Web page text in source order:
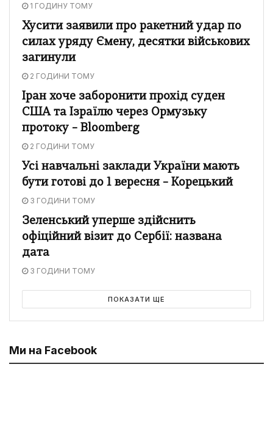
1 ГОДИНУ ТОМУ
Хусити заявили про ракетний удар по
силах уряду Ємену, десятки військових
загинули
2 ГОДИНИ ТОМУ
Іран хоче заборонити прохід суден
США та Ізраїлю через Ормузьку
протоку – Bloomberg
2 ГОДИНИ ТОМУ
Усі навчальні заклади України мають
бути готові до 1 вересня – Корецький
3 ГОДИНИ ТОМУ
Зеленський уперше здійснить
офіційний візит до Сербії: названа
дата
3 ГОДИНИ ТОМУ
ПОКАЗАТИ ЩЕ
Ми на Facebook